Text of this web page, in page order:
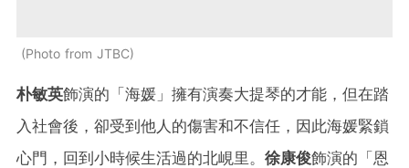
Photo from JTBC
朴敏英飾演的「海媛」擁有演奏大提琴的才能，但在踏
入社會後，卻受到他人的傷害和不信任，因此海媛緊鎖
心門，回到小時候生活過的北峴里。 徐康俊飾演的「恩